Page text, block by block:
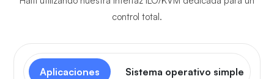
control total.
Aplicaciones Sistema operativo simple